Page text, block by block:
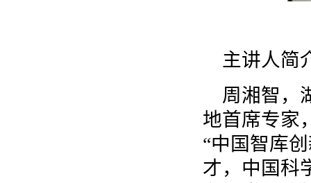
主讲人简
周湘智，
地首席专家
“中国智库
才，中国科